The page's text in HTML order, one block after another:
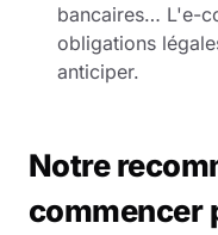
bancaires… L'e-
obligations
anticiper.
Notre
commencer